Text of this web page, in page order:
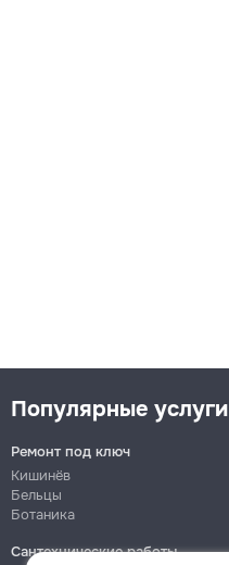
Популярные услуги
Ремонт под ключ
Кишинёв
Бельцы
Ботаника
Сантехнические работы